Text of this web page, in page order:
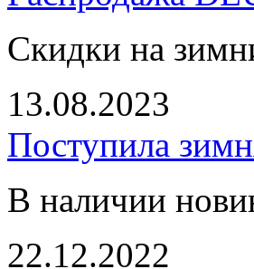
Скидки на
13.08.2023
Поступила
В наличии
22.12.2022